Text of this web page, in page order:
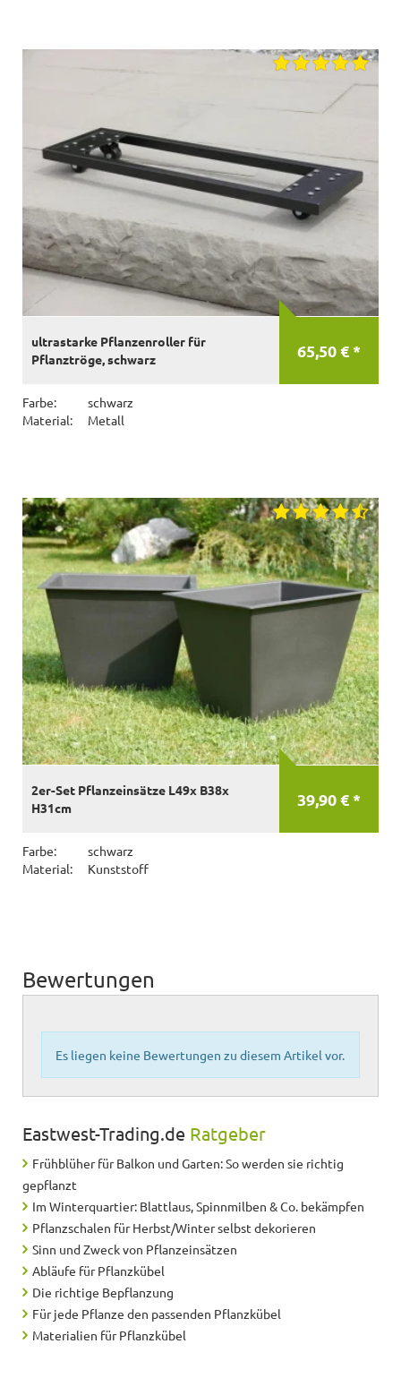
65,50 € *
ultrastarke Pflanzenroller für
Pflanztröge, schwarz
Farbe:
schwarz
Material:
Metall
39,90 € *
2er-Set Pflanzeinsätze L49x B38x
H31cm
Farbe:
schwarz
Material:
Kunststoff
Bewertungen
Es liegen keine Bewertungen zu diesem Artikel vor.
Eastwest-Trading.de Ratgeber
Frühblüher für Balkon und Garten: So werden sie richtig
gepflanzt
Im Winterquartier: Blattlaus, Spinnmilben & Co. bekämpfen
Pflanzschalen für Herbst/Winter selbst dekorieren
Sinn und Zweck von Pflanzeinsätzen
Abläufe für Pflanzkübel
Die richtige Bepflanzung
Für jede Pflanze den passenden Pflanzkübel
Materialien für Pflanzkübel